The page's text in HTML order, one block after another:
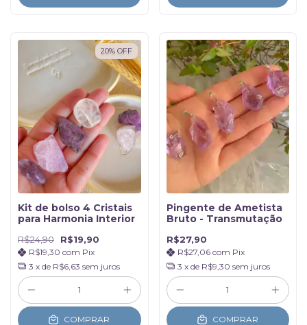
20% OFF
Kit de bolso 4 Cristais
para Harmonia Interior
R$24,90 R$19,90
R$19,30 com Pix
3 x de R$6,63 sem juros
COMPRAR
Pingente de Ametista
Bruto - Transmutação
R$27,90
R$27,06 com Pix
3 x de R$9,30 sem juros
COMPRAR